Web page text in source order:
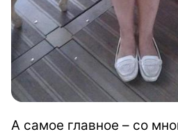
А самое главное – со